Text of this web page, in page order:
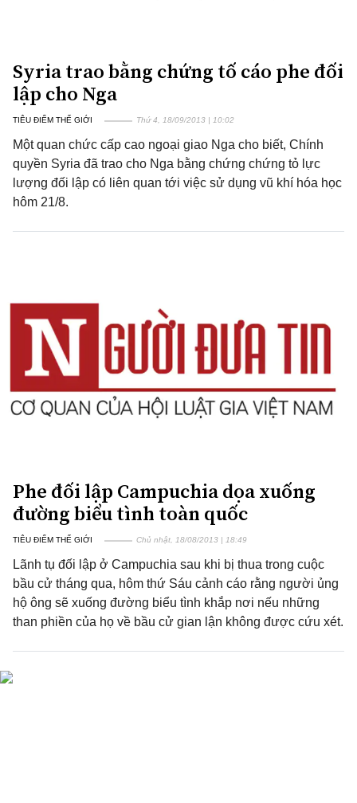
Syria trao bằng chứng tố cáo phe đối
lập cho Nga
TIÊU ĐIỂM THẾ GIỚI Thứ 4, 18/09/2013 | 10:02
Một quan chức cấp cao ngoại giao Nga cho biết, Chính
quyền Syria đã trao cho Nga bằng chứng chứng tỏ lực
lượng đối lập có liên quan tới việc sử dụng vũ khí hóa học
hôm 21/8.
Phe đối lập Campuchia dọa xuống
đường biểu tình toàn quốc
TIÊU ĐIỂM THẾ GIỚI Chủ nhật, 18/08/2013 | 18:49
Lãnh tụ đối lập ở Campuchia sau khi bị thua trong cuộc
bầu cử tháng qua, hôm thứ Sáu cảnh cáo rằng người ủng
hộ ông sẽ xuống đường biểu tình khắp nơi nếu những
than phiền của họ về bầu cử gian lận không được cứu xét.